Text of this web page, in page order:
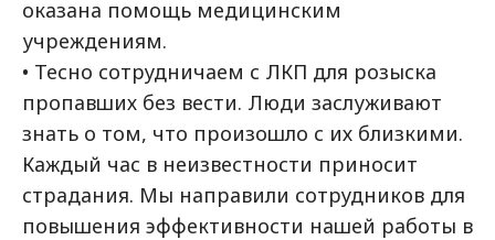
оказана помощь медицинским
учреждениям.
• Тесно сотрудничаем с ЛКП для розыска
пропавших без вести. Люди заслуживают
знать о том, что произошло с их близкими.
Каждый час в неизвестности приносит
страдания. Мы направили сотрудников для
повышения эффективности нашей работы в